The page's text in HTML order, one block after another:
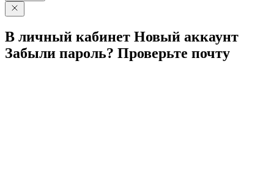
В личный кабинет Новый аккаунт
Забыли пароль? Проверьте почту